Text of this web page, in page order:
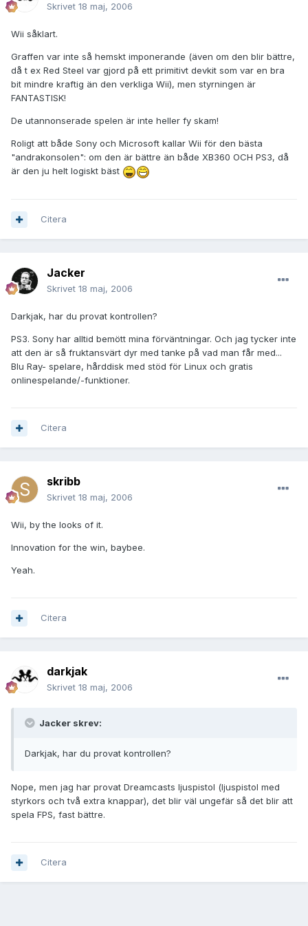
Skrivet 18 maj, 2006
Wii såklart.
Graffen var inte så hemskt imponerande (även om den blir bättre,
då t ex Red Steel var gjord på ett primitivt devkit som var en bra
bit mindre kraftig än den verkliga Wii), men styrningen är
FANTASTISK!
De utannonserade spelen är inte heller fy skam!
Roligt att både Sony och Microsoft kallar Wii för den bästa
"andrakonsolen": om den är bättre än både XB360 OCH PS3, då
är den ju helt logiskt bäst
Citera
Jacker
Skrivet 18 maj, 2006
Darkjak, har du provat kontrollen?
PS3. Sony har alltid bemött mina förväntningar. Och jag tycker inte
att den är så fruktansvärt dyr med tanke på vad man får med...
Blu Ray- spelare, hårddisk med stöd för Linux och gratis
onlinespelande/-funktioner.
Citera
skribb
Skrivet 18 maj, 2006
Wii, by the looks of it.
Innovation for the win, baybee.
Yeah.
Citera
darkjak
Skrivet 18 maj, 2006
Jacker skrev:
Darkjak, har du provat kontrollen?
Nope, men jag har provat Dreamcasts ljuspistol (ljuspistol med
styrkors och två extra knappar), det blir väl ungefär så det blir att
spela FPS, fast bättre.
Citera